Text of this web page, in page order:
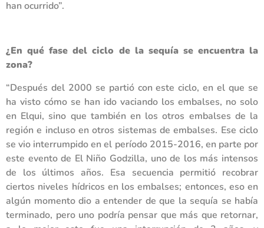
han ocurrido”.
¿En qué fase del ciclo de la sequía se encuentra la
zona?
“Después del 2000 se partió con este ciclo, en el que se
ha visto cómo se han ido vaciando los embalses, no solo
en Elqui, sino que también en los otros embalses de la
región e incluso en otros sistemas de embalses. Ese ciclo
se vio interrumpido en el período 2015-2016, en parte por
este evento de El Niño Godzilla, uno de los más intensos
de los últimos años. Esa secuencia permitió recobrar
ciertos niveles hídricos en los embalses; entonces, eso en
algún momento dio a entender de que la sequía se había
terminado, pero uno podría pensar que más que retornar,